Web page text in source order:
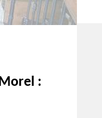
: